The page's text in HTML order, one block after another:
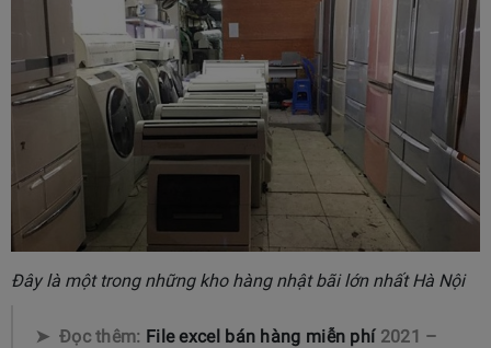
Đây là một trong những kho hàng nhật bãi lớn nhất Hà Nội
➤ Đọc thêm: File excel bán hàng miễn phí2021 –